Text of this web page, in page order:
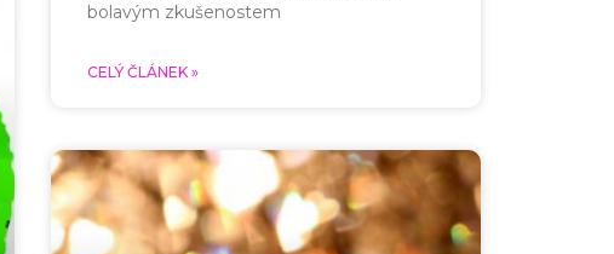
bolavým zkušenostem
CELÝ ČLÁNEK »